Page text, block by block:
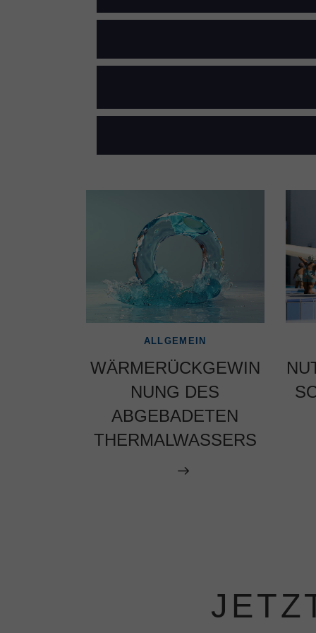
ALLGEMEIN
WÄRMERÜCKGEWIN
NUNG DES
ABGEBADETEN
THERMALWASSERS